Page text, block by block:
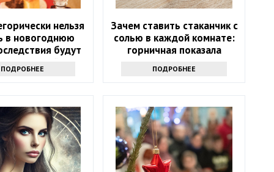
нельзя
в новогоднюю
будут
следующий год
ПОДРОБНЕЕ
Зачем ставить стаканчик с
солью в каждой комнате:
горничная показала
ПОДРОБНЕЕ